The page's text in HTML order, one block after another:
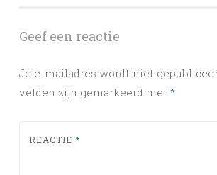
Geef een reactie
Je e-mailadres wordt niet
velden zijn gemarkeerd met *
REACTIE *